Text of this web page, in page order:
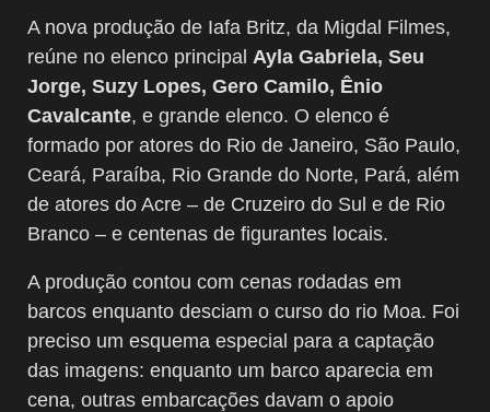
A nova produção de Iafa Britz, da Migdal Filmes,
reúne no elenco principal Ayla Gabriela, Seu
Jorge, Suzy Lopes, Gero Camilo, Ênio
Cavalcante, e grande elenco. O elenco é
formado por atores do Rio de Janeiro, São Paulo,
Ceará, Paraíba, Rio Grande do Norte, Pará, além
de atores do Acre – de Cruzeiro do Sul e de Rio
Branco – e centenas de figurantes locais.
A produção contou com cenas rodadas em
barcos enquanto desciam o curso do rio Moa. Foi
preciso um esquema especial para a captação
das imagens: enquanto um barco aparecia em
cena, outras embarcações davam o apoio